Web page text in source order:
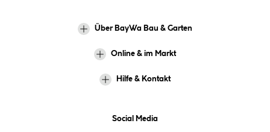
Über BayWa Bau & Garten
Online & im Markt
Hilfe & Kontakt
Social Media